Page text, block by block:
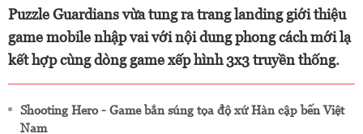
Puzzle Guardians vừa tung ra trang landing giới thiệu
game mobile nhập vai với nội dung phong cách mới lạ
kết hợp cùng dòng game xếp hình 3x3 truyền thống.
Shooting Hero - Game bắn súng tọa độ xứ Hàn cập bến Việt
Nam